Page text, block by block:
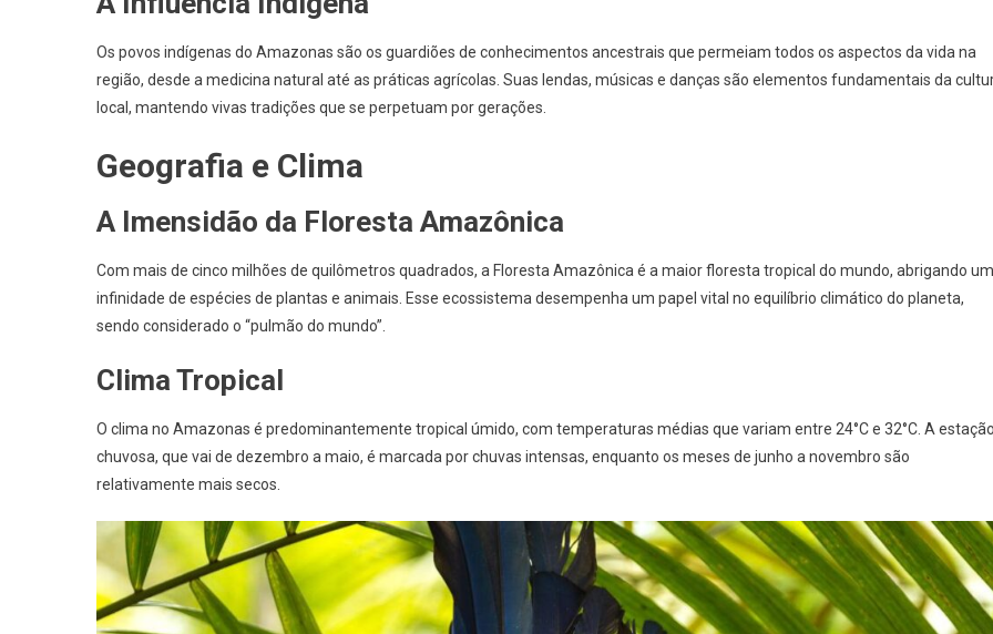
Os povos indígenas do Amazonas são os guardiões de conhecimentos ancestrais que permeiam todos os aspectos da vida na
região, desde a medicina natural até as práticas agrícolas. Suas lendas, músicas e danças são elementos fundamentais da
local, mantendo vivas tradições que se perpetuam por gerações.
Geografia e Clima
A Imensidão da Floresta Amazônica
Com mais de cinco milhões de quilômetros quadrados, a Floresta Amazônica é a maior floresta tropical do mundo, abrigando
infinidade de espécies de plantas e animais. Esse ecossistema desempenha um papel vital no equilíbrio climático do planeta,
sendo considerado o “pulmão do mundo”.
Clima Tropical
O clima no Amazonas é predominantemente tropical úmido, com temperaturas médias que variam entre 24°C e 32°C. A
chuvosa, que vai de dezembro a maio, é marcada por chuvas intensas, enquanto os meses de junho a novembro são
relativamente mais secos.